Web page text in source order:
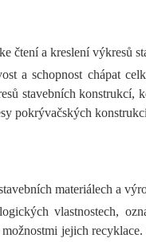
čtení a kreslení výkresů
a schopnost chápat
stavebních
pokrývačských
materiálech a
vlastnostech,
jejich